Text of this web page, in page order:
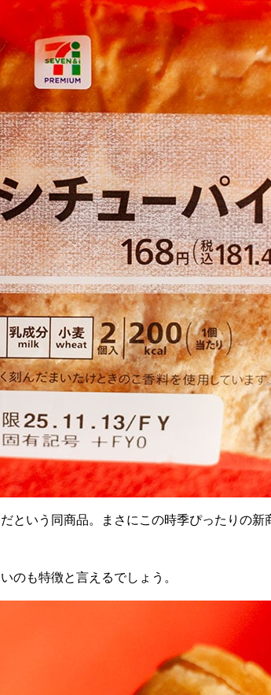
という同商品。まさにこの時季ぴったりの新
のも特徴と言えるでしょう。